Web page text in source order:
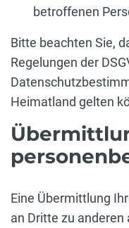
betroffenen
Bitte beachten Sie,
Regelungen der
Heimatland gelten
Eine Übermittlung
an Dritte zu anderen